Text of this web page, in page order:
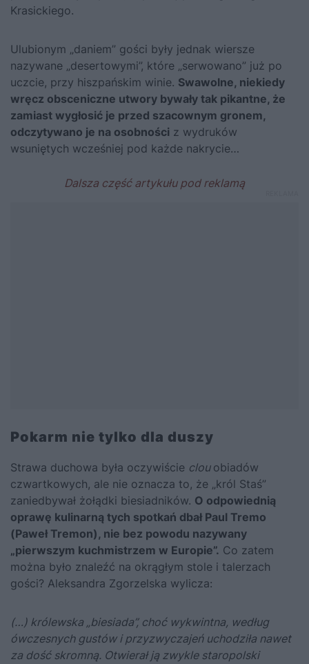
Krasickiego.
Ulubionym „daniem” gości były jednak wiersze
nazywane „desertowymi”, które „serwowano” już po
uczcie, przy hiszpańskim winie. Swawolne, niekiedy
wręcz obsceniczne utwory bywały tak pikantne, że
zamiast wygłosić je przed szacownym gronem,
odczytywano je na osobności z wydruków
wsuniętych wcześniej pod każde nakrycie…
Pokarm nie tylko dla duszy
Strawa duchowa była oczywiście clou obiadów
czwartkowych, ale nie oznacza to, że „król Staś”
zaniedbywał żołądki biesiadników. O odpowiednią
oprawę kulinarną tych spotkań dbał Paul Tremo
(Paweł Tremon), nie bez powodu nazywany
„pierwszym kuchmistrzem w Europie”. Co zatem
można było znaleźć na okrągłym stole i talerzach
gości? Aleksandra Zgorzelska wylicza:
(…) królewska „biesiada”, choć wykwintna, według
ówczesnych gustów i przyzwyczajeń uchodziła nawet
za dość skromną. Otwierał ją zwykle staropolski